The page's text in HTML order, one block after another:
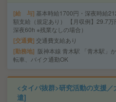
給 与 基本時給1700円・深夜時給
額支給（規定あり） 【月収例】29.7万
深夜60h ※残業なしの場合）
交通費 交通費支給あり
勤務地
阪神本線 青木駅 「青木駅」
転車、バイク通勤OK
<タイパ抜群>研究活動の支援
遣]